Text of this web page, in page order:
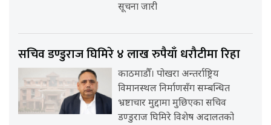
सूचना जारी
सचिव डण्डुराज घिमिरे ४ लाख रुपैयाँ धरौटीमा रिहा
काठमाडौँ। पोखरा अन्तर्राष्ट्रिय
विमानस्थल निर्माणसँग सम्बन्धित
भ्रष्टाचार मुद्दामा मुछिएका सचिव
डण्डुराज घिमिरे विशेष अदालतको